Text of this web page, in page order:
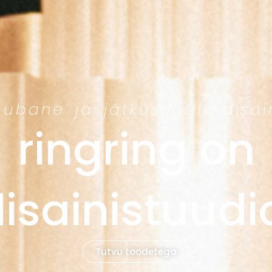
ja jätkusuutlik
ringring on
Tutvu toodetega